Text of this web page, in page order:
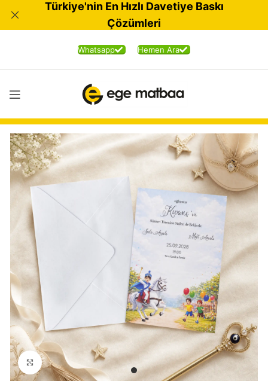
Whatsapp Hemen Ara
Büyütmek için tıklayın
Türkiye'nin En Hızlı Davetiye Baskı
Çözümleri